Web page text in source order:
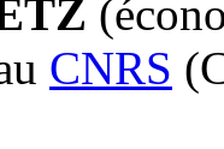
CNRS